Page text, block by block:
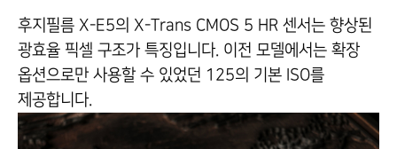
후지필름 X-E5의 X-Trans CMOS 5 HR 센서는 향상된
광효율 픽셀 구조가 특징입니다. 이전 모델에서는 확장
옵션으로만 사용할 수 있었던 125의 기본 ISO를
제공합니다.